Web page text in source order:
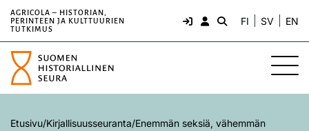
AGRICOLA – HISTORIAN,
PERINTEEN JA KULTTUURIEN
TUTKIMUS
FI SV EN
Etusivu/Kirjallisuusseuranta/Enemmän seksiä, vähemmän